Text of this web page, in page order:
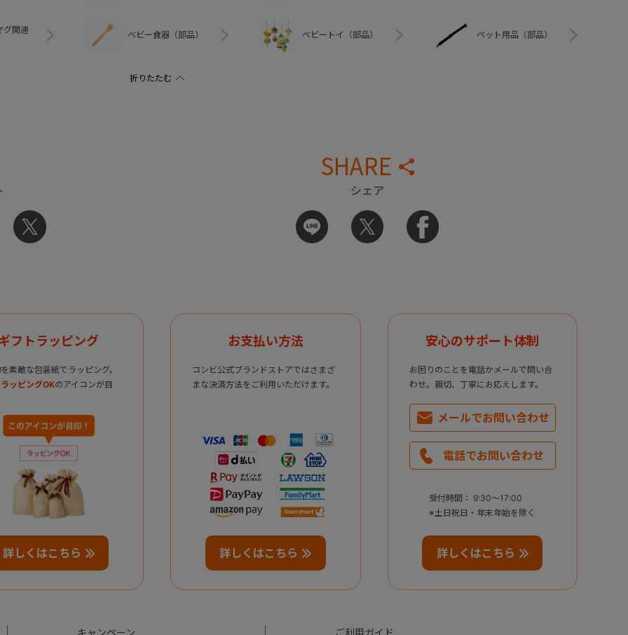
グ関連
ベビー食器（部品） ベビートイ（部品） ペット用品（部品）
SHARE
シェア
フトラッピング
素敵な包装紙でラッピング。
ッピングOKのアイコンが目
詳しくはこちら
お支払い方法
コンビ公式ブランドストアではさまざ
まな決済方法をご利用いただけます。
詳しくはこちら
安心のサポート体制
お困りのことを電話かメールで問い合
わせ。親切、丁寧にお応えします。
メールでお問い合わせ
電話でお問い合わせ
受付時間： 9:30～17:00
※土日祝日・年末年始を除く
詳しくはこちら
キャンペーン ご利用ガイド